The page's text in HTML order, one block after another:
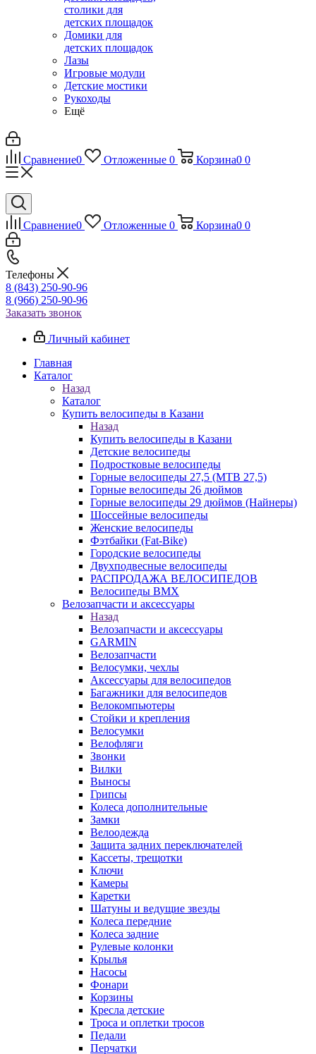
столики для
детских площадок
Домики для
детских площадок
Лазы
Игровые модули
Детские мостики
Рукоходы
Ещё
Сравнение0 Отложенные 0 Корзина0 0
Сравнение0 Отложенные 0 Корзина0 0
Телефоны
8 (843) 250-90-96
8 (966) 250-90-96
Заказать звонок
Личный кабинет
Главная
Каталог
Назад
Каталог
Купить велосипеды в Казани
Назад
Купить велосипеды в Казани
Детские велосипеды
Подростковые велосипеды
Горные велосипеды 27,5 (MTB 27,5)
Горные велосипеды 26 дюймов
Горные велосипеды 29 дюймов (Найнеры)
Шоссейные велосипеды
Женские велосипеды
Фэтбайки (Fat-Bike)
Городские велосипеды
Двухподвесные велосипеды
РАСПРОДАЖА ВЕЛОСИПЕДОВ
Велосипеды BMX
Велозапчасти и аксессуары
Назад
Велозапчасти и аксессуары
GARMIN
Велозапчасти
Велосумки, чехлы
Аксессуары для велосипедов
Багажники для велосипедов
Велокомпьютеры
Стойки и крепления
Велосумки
Велофляги
Звонки
Вилки
Выносы
Грипсы
Колеса дополнительные
Замки
Велоодежда
Защита задних переключателей
Кассеты, трещотки
Ключи
Камеры
Каретки
Шатуны и ведущие звезды
Колеса передние
Колеса задние
Рулевые колонки
Крылья
Насосы
Фонари
Корзины
Кресла детские
Троса и оплетки тросов
Педали
Перчатки